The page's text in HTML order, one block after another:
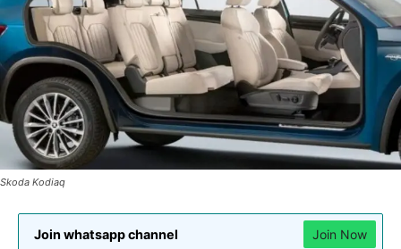
Skoda Kodiaq
Join whatsapp channel Join Now